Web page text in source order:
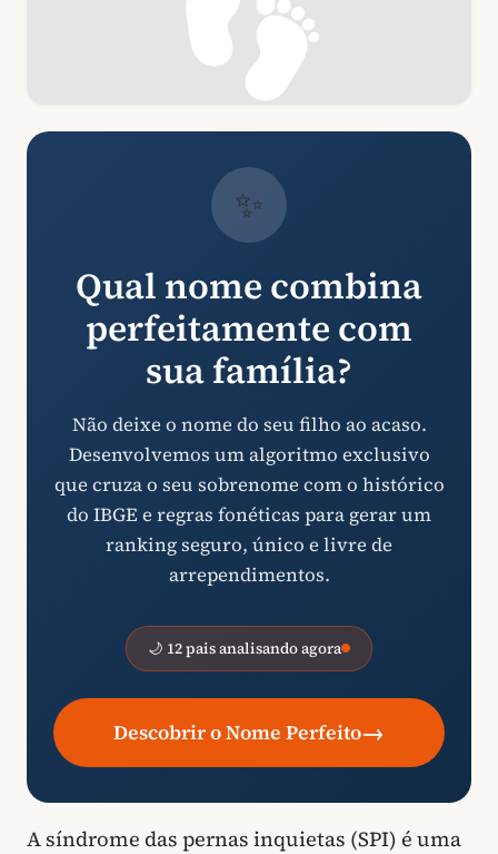
✨
Qual nome combina
perfeitamente com
sua família?
Não deixe o nome do seu filho ao acaso.
Desenvolvemos um algoritmo exclusivo
que cruza o seu sobrenome com o histórico
do IBGE e regras fonéticas para gerar um
ranking seguro, único e livre de
arrependimentos.
🌙 12 pais analisando agora
Descobrir o Nome Perfeito→
A síndrome das pernas inquietas (SPI) é uma